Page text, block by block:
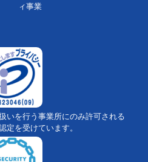
ィ事業
いを行う事業所にのみ許可される
定を受けています。